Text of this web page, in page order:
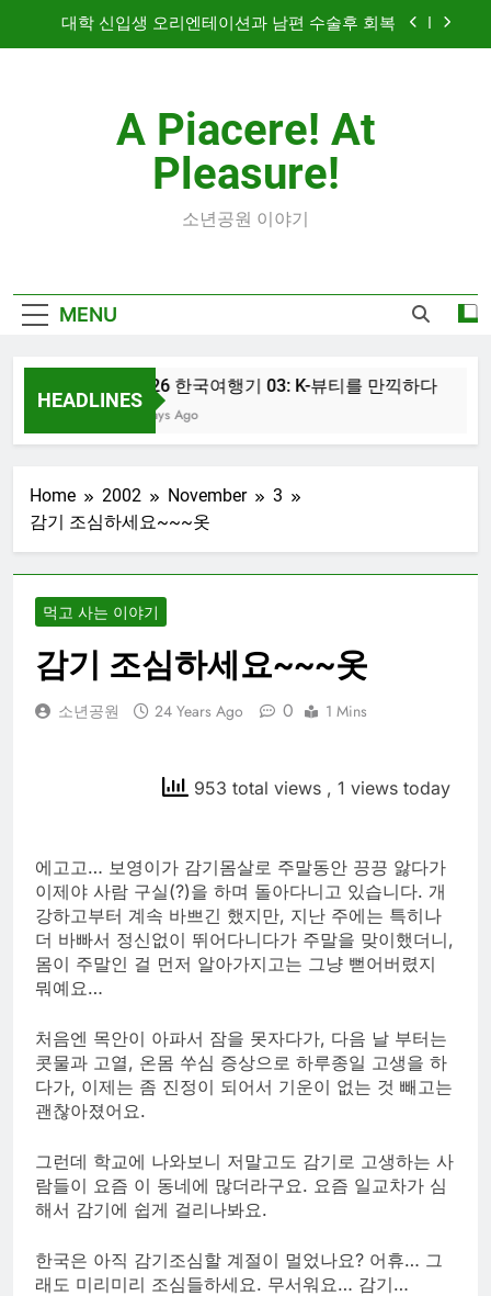
대학 신입생 오리엔테이션과 남편 수술후 회복
2026 한국 여행기 01: 대통령과 만난 날
2026 한국여행기 03: K-뷰티를 만끽하다
대학 신입생 오리엔테이션과 남편 수술후 회복
2026 한국 여행기 01: 대통령과 만난 날
A Piacere! At
Pleasure!
소년공원 이야기
MENU
HEADLINES
2026 한국여행기 03: K-뷰티를 만끽하다
7 Days Ago
Home 2002 November
3
감기 조심하세요~~~옷
먹고 사는 이야기
감기 조심하세요~~~옷
소년공원 24 Years Ago 0 1 Mins
953 total views , 1 views today
에고고… 보영이가 감기몸살로 주말동안 끙끙 앓다가
이제야 사람 구실(?)을 하며 돌아다니고 있습니다. 개
강하고부터 계속 바쁘긴 했지만, 지난 주에는 특히나
더 바빠서 정신없이 뛰어다니다가 주말을 맞이했더니,
몸이 주말인 걸 먼저 알아가지고는 그냥 뻗어버렸지
뭐예요…
처음엔 목안이 아파서 잠을 못자다가, 다음 날 부터는
콧물과 고열, 온몸 쑤심 증상으로 하루종일 고생을 하
다가, 이제는 좀 진정이 되어서 기운이 없는 것 빼고는
괜찮아졌어요.
그런데 학교에 나와보니 저말고도 감기로 고생하는 사
람들이 요즘 이 동네에 많더라구요. 요즘 일교차가 심
해서 감기에 쉽게 걸리나봐요.
한국은 아직 감기조심할 계절이 멀었나요? 어휴… 그
래도 미리미리 조심들하세요. 무서워요… 감기…